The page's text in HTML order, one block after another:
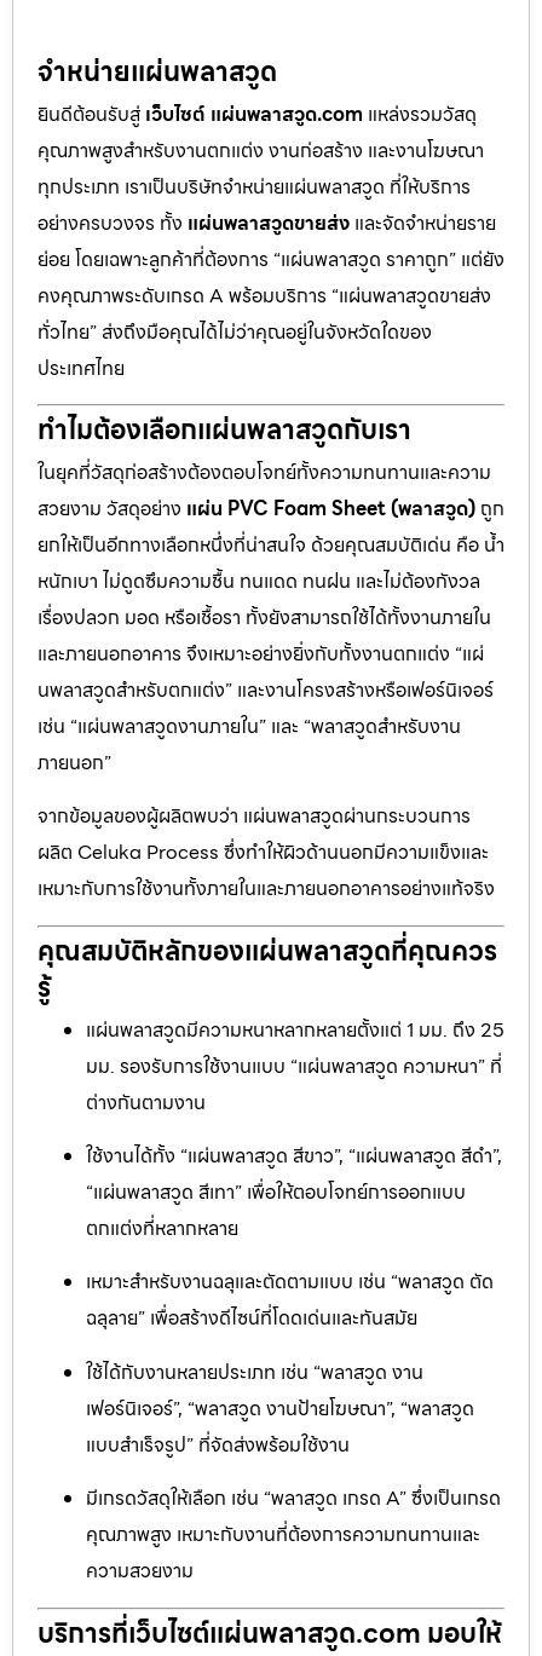
จำหน่ายแผ่นพลาสวูด
ยินดีต้อนรับสู่ เว็บไซต์ แผ่นพลาสวูด.com แหล่งรวมวัสดุ
คุณภาพสูงสำหรับงานตกแต่ง งานก่อสร้าง และงานโฆษณา
ทุกประเภท เราเป็นบริษัทจำหน่ายแผ่นพลาสวูด ที่ให้บริการ
อย่างครบวงจร ทั้ง แผ่นพลาสวูดขายส่ง และจัดจำหน่ายราย
ย่อย โดยเฉพาะลูกค้าที่ต้องการ “แผ่นพลาสวูด ราคาถูก” แต่ยัง
คงคุณภาพระดับเกรด A พร้อมบริการ “แผ่นพลาสวูดขายส่ง
ทั่วไทย” ส่งถึงมือคุณได้ไม่ว่าคุณอยู่ในจังหวัดใดของ
ประเทศไทย
ทำไมต้องเลือกแผ่นพลาสวูดกับเรา
ในยุคที่วัสดุก่อสร้างต้องตอบโจทย์ทั้งความทนทานและความ
สวยงาม วัสดุอย่าง แผ่น PVC Foam Sheet (พลาสวูด) ถูก
ยกให้เป็นอีกทางเลือกหนึ่งที่น่าสนใจ ด้วยคุณสมบัติเด่น คือ น้ำ
หนักเบา ไม่ดูดซึมความชื้น ทนแดด ทนฝน และไม่ต้องกังวล
เรื่องปลวก มอด หรือเชื้อรา ทั้งยังสามารถใช้ได้ทั้งงานภายใน
และภายนอกอาคาร จึงเหมาะอย่างยิ่งกับทั้งงานตกแต่ง “แผ่
นพลาสวูดสำหรับตกแต่ง” และงานโครงสร้างหรือเฟอร์นิเจอร์
เช่น “แผ่นพลาสวูดงานภายใน” และ “พลาสวูดสำหรับงาน
ภายนอก”
จากข้อมูลของผู้ผลิตพบว่า แผ่นพลาสวูดผ่านกระบวนการ
ผลิต Celuka Process ซึ่งทำให้ผิวด้านนอกมีความแข็งและ
เหมาะกับการใช้งานทั้งภายในและภายนอกอาคารอย่างแท้จริง
คุณสมบัติหลักของแผ่นพลาสวูดที่คุณควร
รู้
แผ่นพลาสวูดมีความหนาหลากหลายตั้งแต่ 1 มม. ถึง 25
มม. รองรับการใช้งานแบบ “แผ่นพลาสวูด ความหนา” ที่
ต่างกันตามงาน
ใช้งานได้ทั้ง “แผ่นพลาสวูด สีขาว”, “แผ่นพลาสวูด สีดำ”,
“แผ่นพลาสวูด สีเทา” เพื่อให้ตอบโจทย์การออกแบบ
ตกแต่งที่หลากหลาย
เหมาะสำหรับงานฉลุและตัดตามแบบ เช่น “พลาสวูด ตัด
ฉลุลาย” เพื่อสร้างดีไซน์ที่โดดเด่นและทันสมัย
ใช้ได้กับงานหลายประเภท เช่น “พลาสวูด งาน
เฟอร์นิเจอร์”, “พลาสวูด งานป้ายโฆษณา”, “พลาสวูด
แบบสำเร็จรูป” ที่จัดส่งพร้อมใช้งาน
มีเกรดวัสดุให้เลือก เช่น “พลาสวูด เกรด A” ซึ่งเป็นเกรด
คุณภาพสูง เหมาะกับงานที่ต้องการความทนทานและ
ความสวยงาม
บริการที่เว็บไซต์แผ่นพลาสวูด.com มอบให้